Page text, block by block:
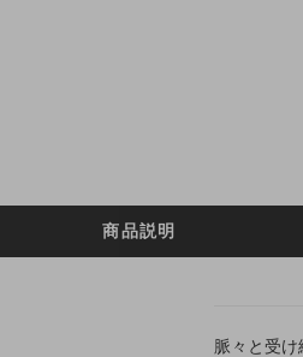
商品説明
脈々と受